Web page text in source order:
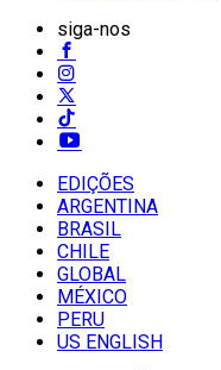
siga-nos
EDIÇÕES
ARGENTINA
BRASIL
CHILE
GLOBAL
MÉXICO
PERU
US ENGLISH